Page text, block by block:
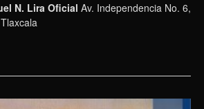
N. Lira Oficial Av. Independencia No. 6,